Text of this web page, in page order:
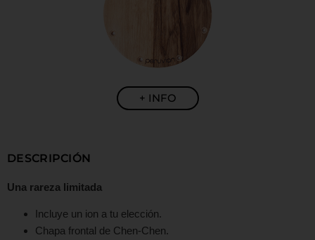
+ INFO
DESCRIPCIÓN
Una rareza limitada
Incluye un ion a tu elección.
Chapa frontal de Chen-Chen.